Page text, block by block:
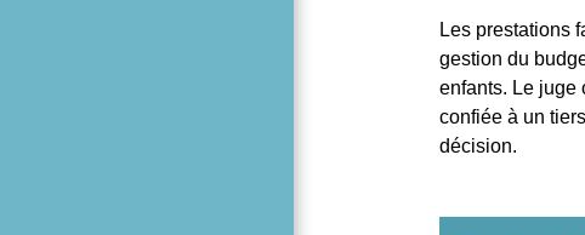
Les prestations
gestion du
enfants. Le juge
confiée à un
décision.